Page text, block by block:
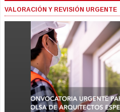
VALORACIÓN Y REVISIÓN URGENTE